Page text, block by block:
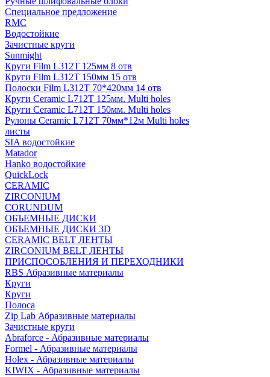
Специальное предложение
RMC
Водостойкие
Зачистные круги
Sunmight
Круги Film L312T 125мм 8 отв
Круги Film L312T 150мм 15 отв
Полоски Film L312T 70*420мм 14 отв
Круги Ceramic L712T 125мм. Multi holes
Круги Ceramic L712T 150мм. Multi holes
Рулоны Ceramic L712T 70мм*12м Multi holes
листы
SIA водостойкие
Matador
Hanko водостойкие
QuickLock
CERAMIC
ZIRCONIUM
СORUNDUM
ОБЪЕМНЫЕ ДИСКИ
ОБЪЕМНЫЕ ДИСКИ 3D
CERAMIC BELT ЛЕНТЫ
ZIRCONIUM BELT ЛЕНТЫ
ПРИСПОСОБЛЕНИЯ И ПЕРЕХОДНИКИ
RBS Абразивные материалы
Круги
Круги
Полоса
Zip Lab Абразивные материалы
Зачистные круги
Abraforce - Абразивные материалы
Formel - Абразивные материалы
Holex - Абразивные материалы
KIWIX - Абразивные материалы